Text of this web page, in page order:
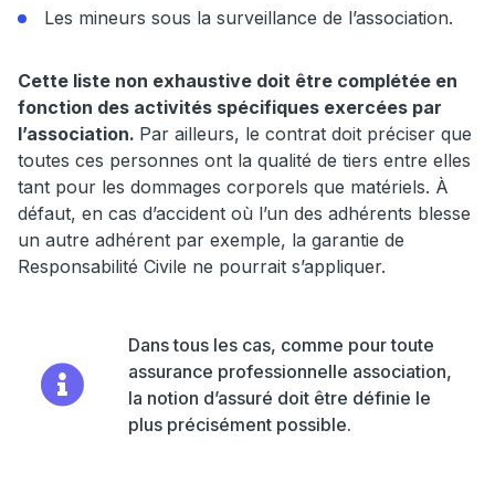
Les mineurs sous la surveillance de l’association.
Cette liste non exhaustive doit être complétée en
fonction des activités spécifiques exercées par
l’association. Par ailleurs, le contrat doit préciser que
toutes ces personnes ont la qualité de tiers entre elles
tant pour les dommages corporels que matériels. À
défaut, en cas d’accident où l’un des adhérents blesse
un autre adhérent par exemple, la garantie de
Responsabilité Civile ne pourrait s’appliquer.
Dans tous les cas, comme pour toute
assurance professionnelle association,
la notion d’assuré doit être définie le
plus précisément possible.